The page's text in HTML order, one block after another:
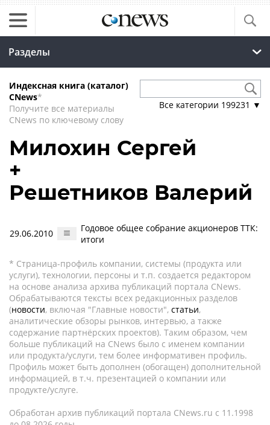
Разделы
Индексная книга (каталог)
CNews*
Получите все материалы
CNews по ключевому слову
Все категории 199231 ▼
Милохин Сергей
+
Решетников Валерий
29.06.2010
Годовое общее собрание акционеров ТТК:
итоги
* Страница-профиль компании, системы (продукта или
услуги), технологии, персоны и т.п. создается редактором
на основе анализа архива публикаций портала CNews.
Обрабатываются тексты всех редакционных разделов
(новости, включая "Главные новости", статьи,
аналитические обзоры рынков, интервью, а также
содержание партнёрских проектов). Таким образом, чем
больше публикаций на CNews было с именем компании
или продукта/услуги, тем более информативен профиль.
Профиль может быть дополнен (обогащен) дополнительной
информацией, в т.ч. презентацией о компании или
продукте/услуге.
Обработан архив публикаций портала CNews.ru c 11.1998